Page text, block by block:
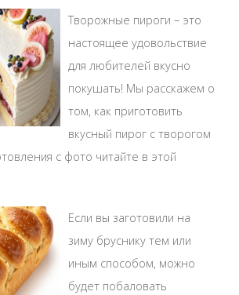
Творожные пироги – это
настоящее удовольствие
для любителей вкусно
покушать! Мы расскажем о
том, как приготовить
вкусный пирог с творогом
с фото читайте в этой
Если вы заготовили на
зиму бруснику тем или
иным способом, можно
будет побаловать